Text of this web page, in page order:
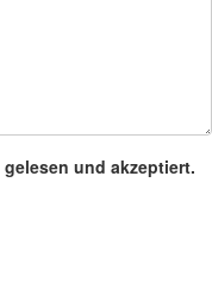
gelesen und akzeptiert.